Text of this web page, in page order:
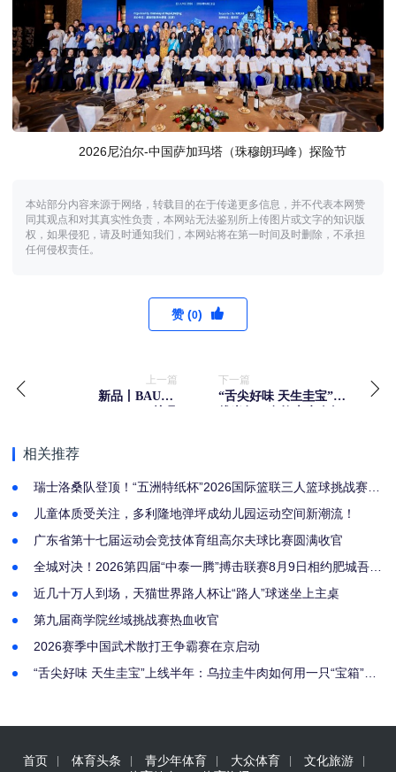
2026尼泊尔-中国萨加玛塔（珠穆朗玛峰）探险节
本站部分内容来源于网络，转载目的在于传递更多信息，并不代表本网赞
同其观点和对其真实性负责，本网站无法鉴别所上传图片或文字的知识版
权，如果侵犯，请及时通知我们，本网站将在第一时间及时删除，不承担
任何侵权责任。
赞 (0)
上一篇
新品丨BAUER
下一篇
“舌尖好味 天生圭宝”上
相关推荐
瑞士洛桑队登顶！“五洲特纸杯”2026国际篮联三人篮球挑战赛汉
儿童体质受关注，多利隆地弹坪成幼儿园运动空间新潮流！
广东省第十七届运动会竞技体育组高尔夫球比赛圆满收官
全城对决！2026第四届“中泰一腾”搏击联赛8月9日相约肥城吾悦
近几十万人到场，天猫世界路人杯让“路人”球迷坐上主桌
第九届商学院丝域挑战赛热血收官
2026赛季中国武术散打王争霸赛在京启动
“舌尖好味 天生圭宝”上线半年：乌拉圭牛肉如何用一只“宝箱”抢
首页 体育头条 青少年体育 大众体育
文化旅游